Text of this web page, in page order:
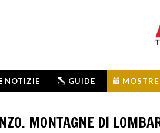
NOTIZIE GUIDE MOSTRE
MONTAGNE DI